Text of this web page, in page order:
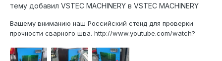
тему добавил VSTEC MACHINERY в VSTEC MACHINERY
Вашему вниманию наш Российский стенд для проверки
прочности сварного шва. http://www.youtube.com/watch?